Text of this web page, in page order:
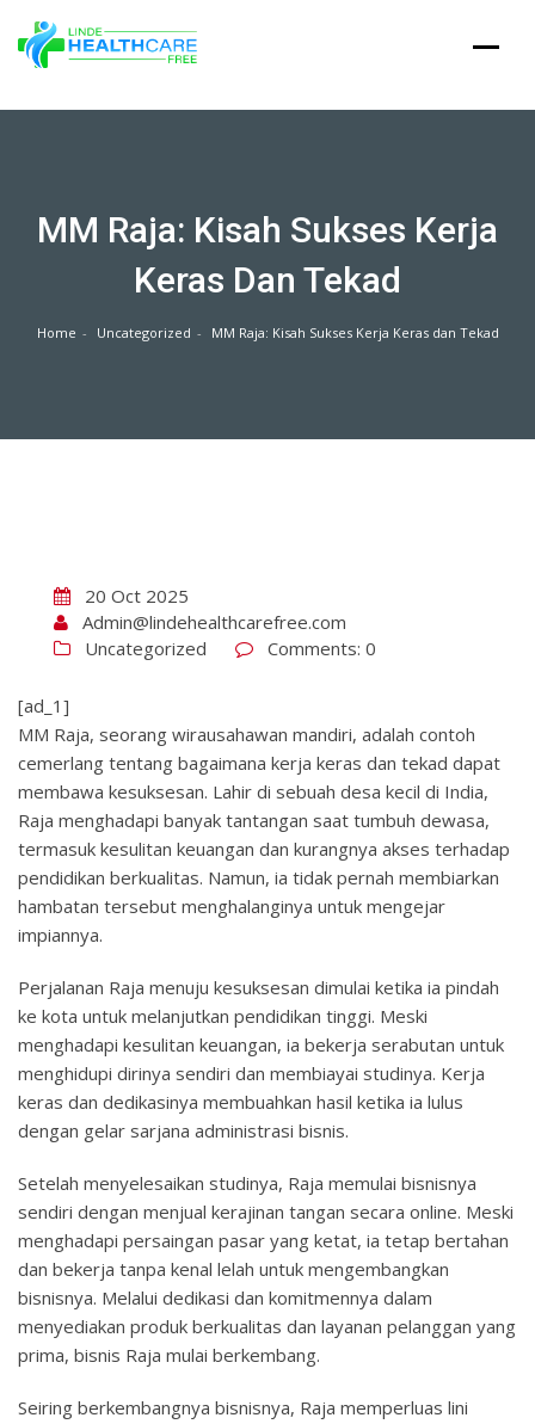
MM Raja: Kisah Sukses Kerja
Keras Dan Tekad
Home Uncategorized MM Raja: Kisah Sukses Kerja Keras dan Tekad
20 Oct 2025
Admin@lindehealthcarefree.com
Uncategorized
Comments: 0
[ad_1]
MM Raja, seorang wirausahawan mandiri, adalah contoh
cemerlang tentang bagaimana kerja keras dan tekad dapat
membawa kesuksesan. Lahir di sebuah desa kecil di India,
Raja menghadapi banyak tantangan saat tumbuh dewasa,
termasuk kesulitan keuangan dan kurangnya akses terhadap
pendidikan berkualitas. Namun, ia tidak pernah membiarkan
hambatan tersebut menghalanginya untuk mengejar
impiannya.
Perjalanan Raja menuju kesuksesan dimulai ketika ia pindah
ke kota untuk melanjutkan pendidikan tinggi. Meski
menghadapi kesulitan keuangan, ia bekerja serabutan untuk
menghidupi dirinya sendiri dan membiayai studinya. Kerja
keras dan dedikasinya membuahkan hasil ketika ia lulus
dengan gelar sarjana administrasi bisnis.
Setelah menyelesaikan studinya, Raja memulai bisnisnya
sendiri dengan menjual kerajinan tangan secara online. Meski
menghadapi persaingan pasar yang ketat, ia tetap bertahan
dan bekerja tanpa kenal lelah untuk mengembangkan
bisnisnya. Melalui dedikasi dan komitmennya dalam
menyediakan produk berkualitas dan layanan pelanggan yang
prima, bisnis Raja mulai berkembang.
Seiring berkembangnya bisnisnya, Raja memperluas lini